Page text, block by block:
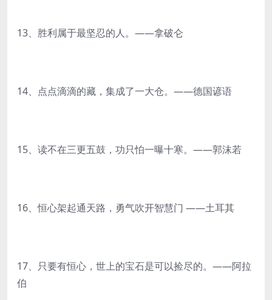
13、胜利属于最坚忍的人。——拿破仑
14、点点滴滴的藏，集成了一大仓。——德国谚语
15、读不在三更五鼓，功只怕一曝十寒。——郭沫若
16、恒心架起通天路，勇气吹开智慧门 ——土耳其
17、只要有恒心，世上的宝石是可以捡尽的。——阿拉
伯